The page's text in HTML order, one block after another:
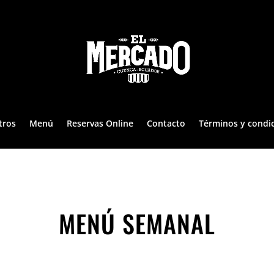
Menú Reservas Online Contacto Términos y
MENÚ SEMANAL